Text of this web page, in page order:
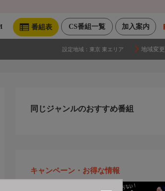
加入案内
CS番組一覧
番組表
設定地域： 東京 東エリア 地域変更
同じジャンルのおすすめ番組
キャンペーン・お得な情報